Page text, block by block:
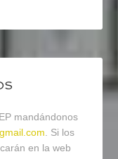
mandándonos
. Si los
en la web